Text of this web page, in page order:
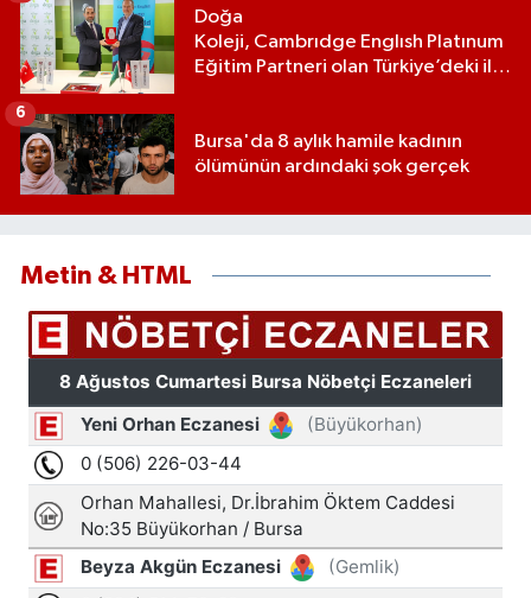
Doğa
Koleji, Cambrıdge Englısh Platınum
Eğitim Partneri olan Türkiye’deki ilk
Bursa'da 8 aylık hamile kadının
ölümünün ardındaki şok gerçek
6
Metin & HTML